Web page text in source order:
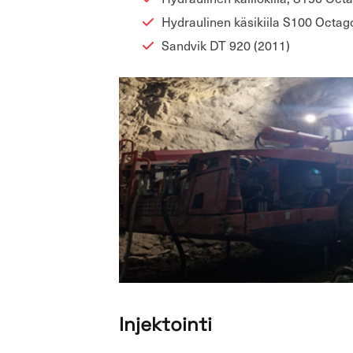
Hy­drau­li­nen kä­si­kii­la S100
Sand­vik DT 920 (2011)
In­jek­toin­ti